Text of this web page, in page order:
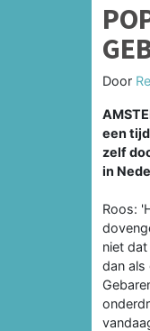
Door
een
zelf
in
Roos:
niet
dan als